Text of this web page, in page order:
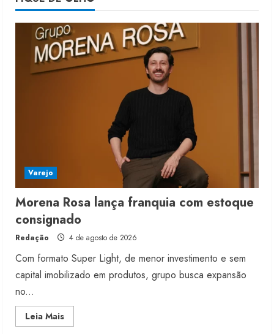
5
moda nacional
4 de agosto de 2026
Varejo
Morena Rosa lança franquia com estoque
consignado
Redação 4 de agosto de 2026
Com formato Super Light, de menor investimento e sem
capital imobilizado em produtos, grupo busca expansão
no...
Leia MaisRead
more